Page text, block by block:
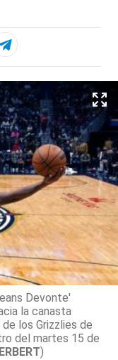
Devonte'
la canasta
los Grizzlies de
del martes 15 de
)